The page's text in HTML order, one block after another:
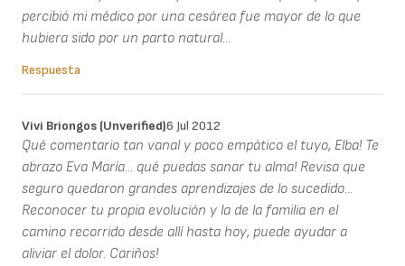
percibió mi médico por una cesárea fue mayor de lo que
hubiera sido por un parto natural...
Respuesta
Vivi Briongos (unverified)6 Jul 2012
Qué comentario tan vanal y poco empático el tuyo, Elba! Te
abrazo Eva María... qué puedas sanar tu alma! Revisa que
seguro quedaron grandes aprendizajes de lo sucedido...
Reconocer tu propia evolución y la de la familia en el
camino recorrido desde allí hasta hoy, puede ayudar a
aliviar el dolor. Cariños!